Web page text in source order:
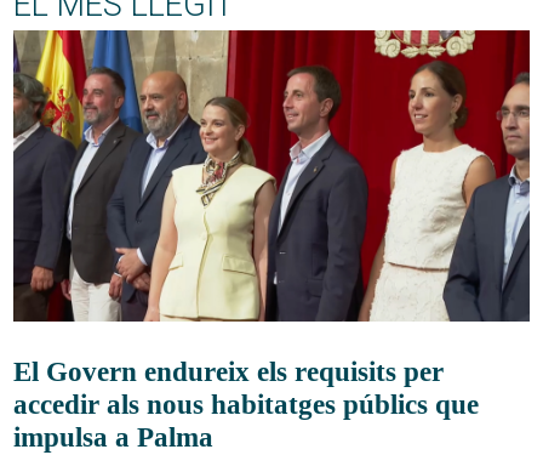
El Govern endureix els requisits per
accedir als nous habitatges públics que
impulsa a Palma